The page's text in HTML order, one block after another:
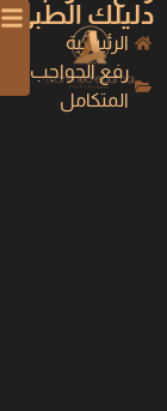
دليلك الطبي
الرئيسية
رفع الحواجب
المتكامل